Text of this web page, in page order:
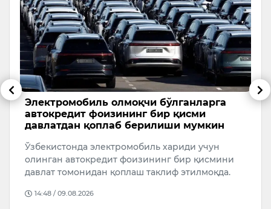
Электромобиль олмоқчи бўлганларга
автокредит фоизининг бир қисми
давлатдан қоплаб берилиши мумкин
Ўзбекистонда электромобиль хариди учун
олинган автокредит фоизининг бир қисмини
давлат томонидан қоплаш таклиф этилмоқда.
14:48 / 09.08.2026